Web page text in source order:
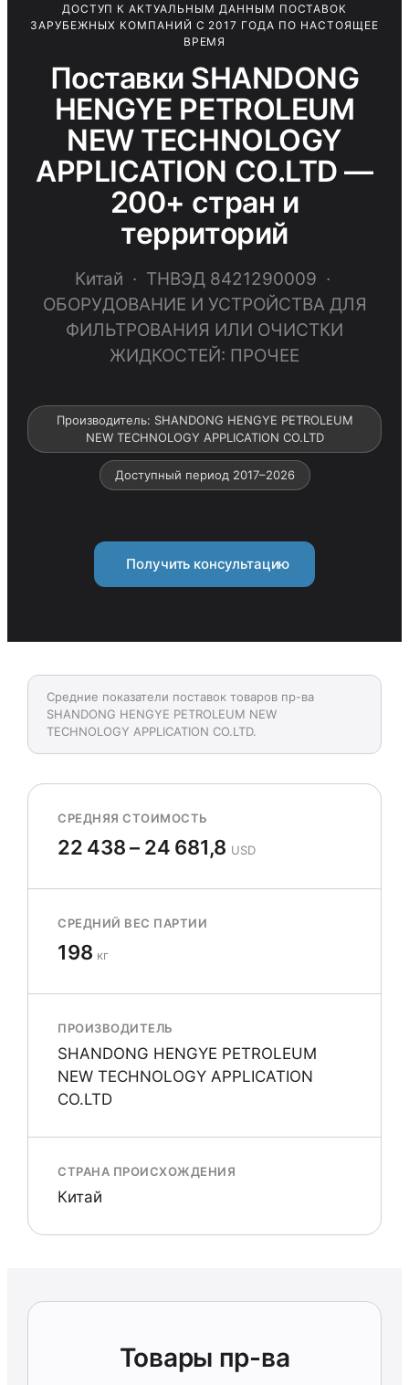
ДОСТУП К АКТУАЛЬНЫМ ДАННЫМ ПОСТАВОК
ЗАРУБЕЖНЫХ КОМПАНИЙ С 2017 ГОДА ПО НАСТОЯЩЕЕ
ВРЕМЯ
Поставки SHANDONG
HENGYE PETROLEUM
NEW TECHNOLOGY
APPLICATION CO.LTD —
200+ стран и
территорий
Китай · ТНВЭД 8421290009 ·
ОБОРУДОВАНИЕ И УСТРОЙСТВА ДЛЯ
ФИЛЬТРОВАНИЯ ИЛИ ОЧИСТКИ
ЖИДКОСТЕЙ: ПРОЧЕЕ
Производитель: SHANDONG HENGYE PETROLEUM
NEW TECHNOLOGY APPLICATION CO.LTD
Доступный период 2017–2026
Получить консультацию
Средние показатели поставок товаров пр-ва
SHANDONG HENGYE PETROLEUM NEW
TECHNOLOGY APPLICATION CO.LTD.
СРЕДНЯЯ СТОИМОСТЬ
22 438 – 24 681,8 USD
СРЕДНИЙ ВЕС ПАРТИИ
198 кг
ПРОИЗВОДИТЕЛЬ
SHANDONG HENGYE PETROLEUM
NEW TECHNOLOGY APPLICATION
CO.LTD
СТРАНА ПРОИСХОЖДЕНИЯ
Китай
Товары пр-ва